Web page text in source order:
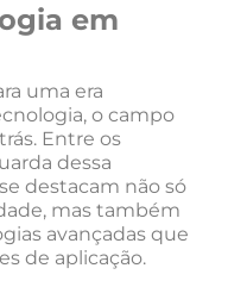
em
uma era
o campo
Entre os
dessa
destacam não só
mas também
avançadas que
de aplicação.